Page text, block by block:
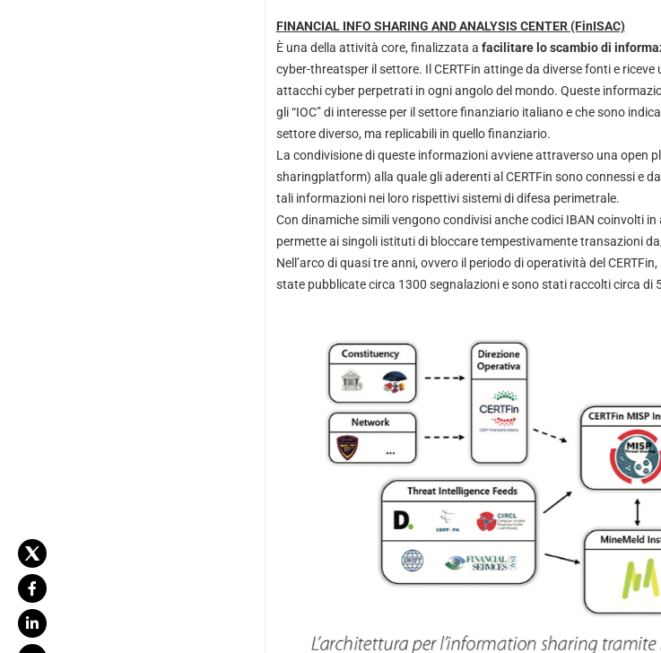
FINANCIAL INFO SHARING AND ANALYSIS CENTER (FinISAC)
È una della attività core, finalizzata a facilitare lo scambio di
cyber-threatsper il settore. Il CERTFin attinge da diverse fonti e
attacchi cyber perpetrati in ogni angolo del mondo. Queste
gli “IOC” di interesse per il settore finanziario italiano e che sono
settore diverso, ma replicabili in quello finanziario.
La condivisione di queste informazioni avviene attraverso una open
sharingplatform) alla quale gli aderenti al CERTFin sono connessi e
tali informazioni nei loro rispettivi sistemi di difesa perimetrale.
Con dinamiche simili vengono condivisi anche codici IBAN coinvolti
permette ai singoli istituti di bloccare tempestivamente transazioni
Nell’arco di quasi tre anni, ovvero il periodo di operatività del
state pubblicate circa 1300 segnalazioni e sono stati raccolti circa di